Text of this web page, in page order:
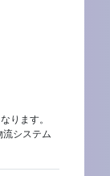
ります。
システム